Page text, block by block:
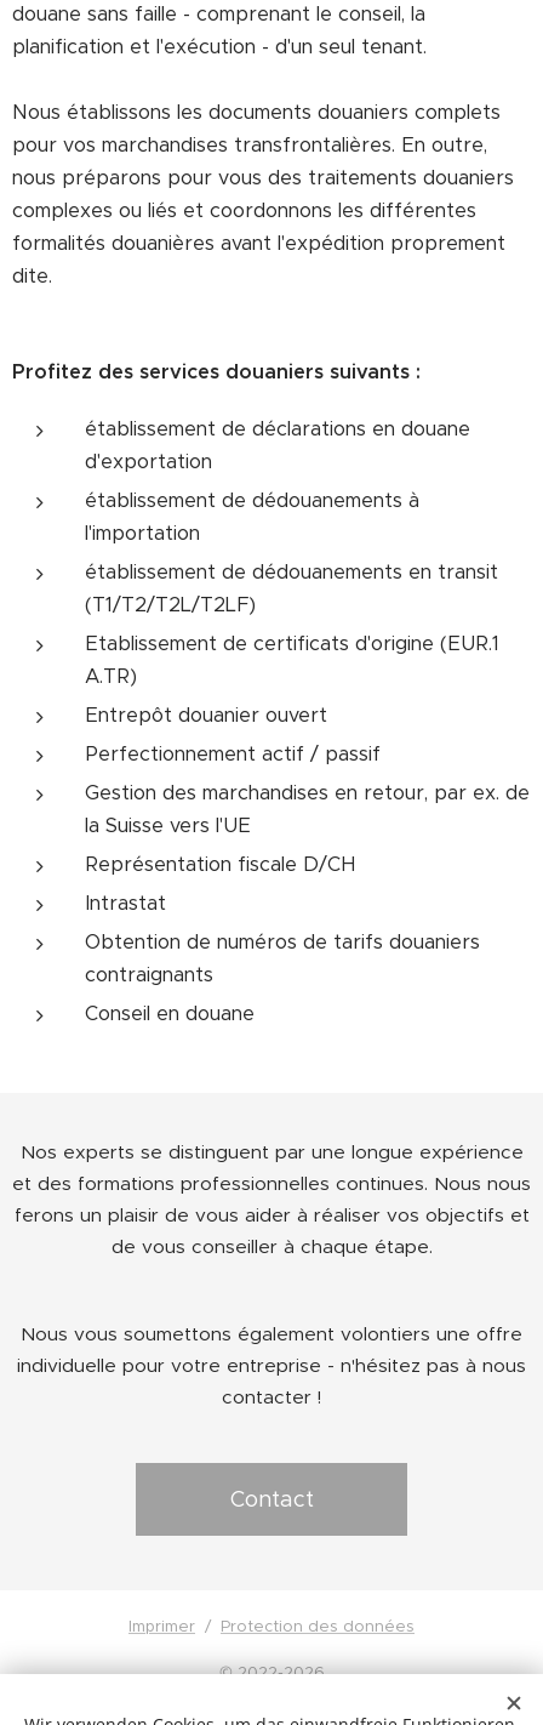
douane sans faille - comprenant le conseil, la
planification et l'exécution - d'un seul tenant.
Nous établissons les documents douaniers complets
pour vos marchandises transfrontalières. En outre,
nous préparons pour vous des traitements douaniers
complexes ou liés et coordonnons les différentes
formalités douanières avant l'expédition proprement
dite.
Profitez des services douaniers suivants :
établissement de déclarations en douane
d'exportation
établissement de dédouanements à
l'importation
établissement de dédouanements en transit
(T1/T2/T2L/T2LF)
Etablissement de certificats d'origine (EUR.1
A.TR)
Entrepôt douanier ouvert
Perfectionnement actif / passif
Gestion des marchandises en retour, par ex. de
la Suisse vers l'UE
Représentation fiscale D/CH
Intrastat
Obtention de numéros de tarifs douaniers
contraignants
Conseil en douane
Nos experts se distinguent par une longue expérience
et des formations professionnelles continues. Nous nous
ferons un plaisir de vous aider à réaliser vos objectifs et
de vous conseiller à chaque étape.
Nous vous soumettons également volontiers une offre
individuelle pour votre entreprise - n'hésitez pas à nous
contacter !
Contact
Imprimer / Protection des données
© 2022-2026
Ihringer Landstrasse 5